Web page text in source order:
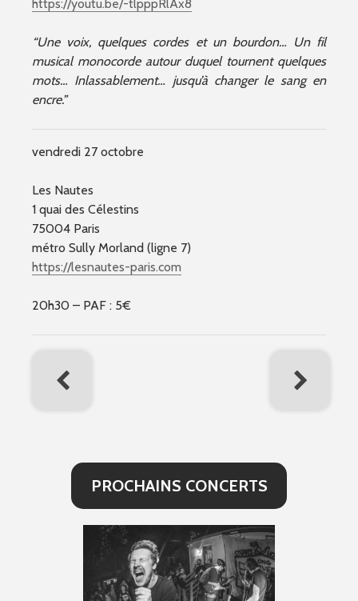
https://youtu.be/-tlpppRlAx8
“Une voix, quelques cordes et un bourdon… Un fil
musical monocorde autour duquel tournent quelques
mots… Inlassablement… jusqu’à changer le sang en
encre.”
vendredi 27 octobre
Les Nautes
1 quai des Célestins
75004 Paris
métro Sully Morland (ligne 7)
https://lesnautes-paris.com
20h30 – PAF : 5€
PROCHAINS CONCERTS